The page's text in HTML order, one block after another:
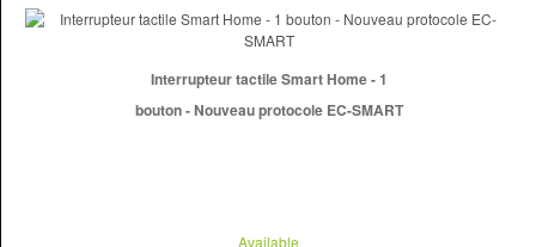
Interrupteur tactile Smart Home - 1
bouton - Nouveau protocole EC-SMART
Available